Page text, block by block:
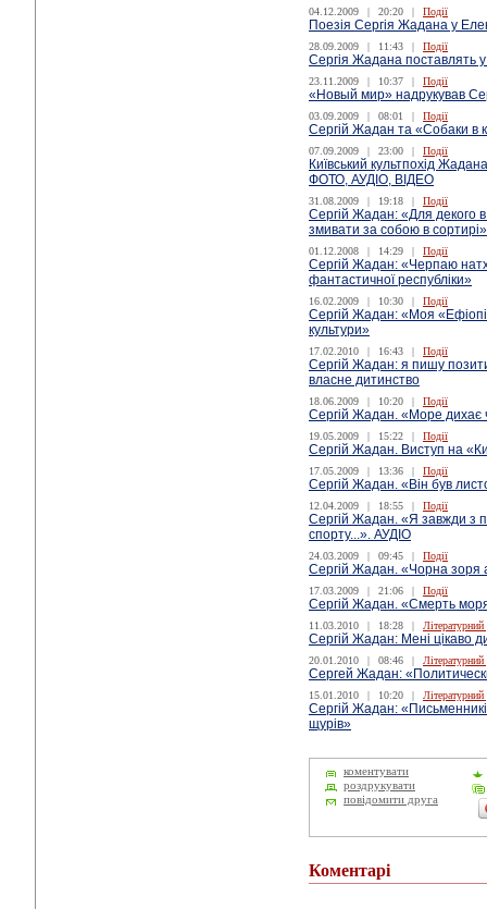
04.12.2009 | 20:20 | Події
Поезія Сергія Жадана у
28.09.2009 | 11:43 | Події
Сергія Жадана поставлять
23.11.2009 | 10:37 | Події
«Новый мир» надрукував
03.09.2009 | 08:01 | Події
Сергій Жадан та «Собаки в
07.09.2009 | 23:00 | Події
Київський культпохід
ФОТО, АУДІО, ВІДЕО
31.08.2009 | 19:18 | Події
Сергій Жадан: «Для декого в
змивати за собою в сортирі»
01.12.2008 | 14:29 | Події
Сергій Жадан: «Черпаю
фантастичної республіки»
16.02.2009 | 10:30 | Події
Сергій Жадан: «Моя
культури»
17.02.2010 | 16:43 | Події
Сергій Жадан: я пишу
власне дитинство
18.06.2009 | 10:20 | Події
Сергій Жадан. «Море дихає
19.05.2009 | 15:22 | Події
Сергій Жадан. Виступ на
17.05.2009 | 13:36 | Події
Сергій Жадан. «Він був
12.04.2009 | 18:55 | Події
Сергій Жадан. «Я завжди з
спорту...». АУДІО
24.03.2009 | 09:45 | Події
Сергій Жадан. «Чорна зоря
17.03.2009 | 21:06 | Події
Сергій Жадан. «Смерть
11.03.2010 | 18:28 |
Сергій Жадан: Мені цікаво
20.01.2010 | 08:46 |
Сергей Жадан:
15.01.2010 | 10:20 |
Сергій Жадан:
щурів»
коментувати
роздрукувати
повідомити друга
Коментарі